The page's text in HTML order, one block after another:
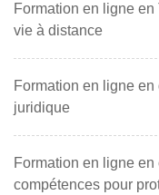
Formation en ligne
vie à distance
Formation en ligne en
juridique
Formation en ligne
compétences pour